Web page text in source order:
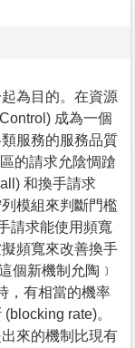
為目的。在資源
成為一個
服務的服務品質
的請求允陰惆蹌
和換手請求
模組來判斷門檻
請求能使用頻寬
頻寬來改善換手
個新機制允陶﹞
，有相當的機率
rate)。
來的機制比現有